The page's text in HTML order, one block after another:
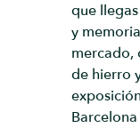
que
y
mercado,
de hierro